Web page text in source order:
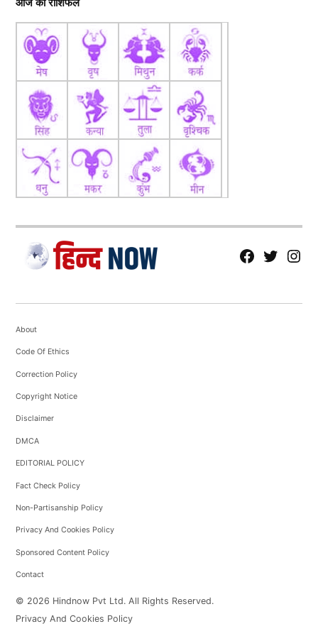
आज का राशिफल
fb Tw tw
About
Code Of Ethics
Correction Policy
Copyright Notice
Disclaimer
DMCA
EDITORIAL POLICY
Fact Check Policy
Non-Partisanship Policy
Privacy And Cookies Policy
Sponsored Content Policy
Contact
© 2026 Hindnow Pvt Ltd. All Rights Reserved.
Privacy And Cookies Policy